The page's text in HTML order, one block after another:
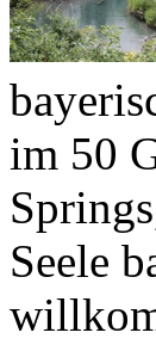
im 50
Springs
Seele